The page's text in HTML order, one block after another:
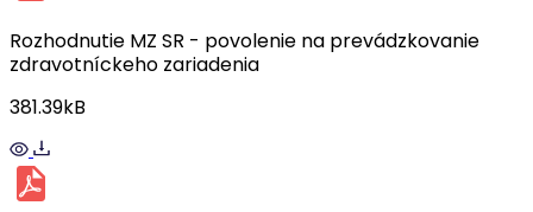
Rozhodnutie MZ SR - povolenie na prevádzkovanie
zdravotníckeho zariadenia
381.39kB